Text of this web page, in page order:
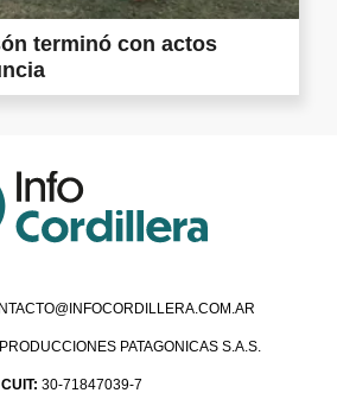
terminó con actos
PRODUCCIONES PATAGONICAS S.A.S.
CUIT: 30-71847039-7